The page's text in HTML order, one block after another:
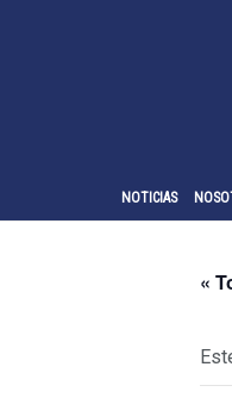
NOTICIAS
«